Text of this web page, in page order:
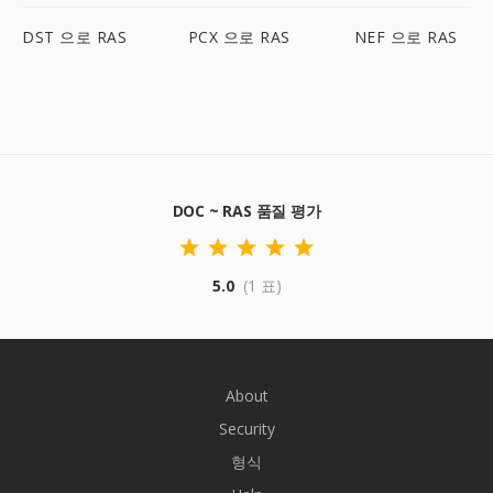
DST 으로 RAS PCX 으로 RAS NEF 으로 RAS
DOC ~ RAS 품질 평가
5.0 (1 표)
About
Security
형식